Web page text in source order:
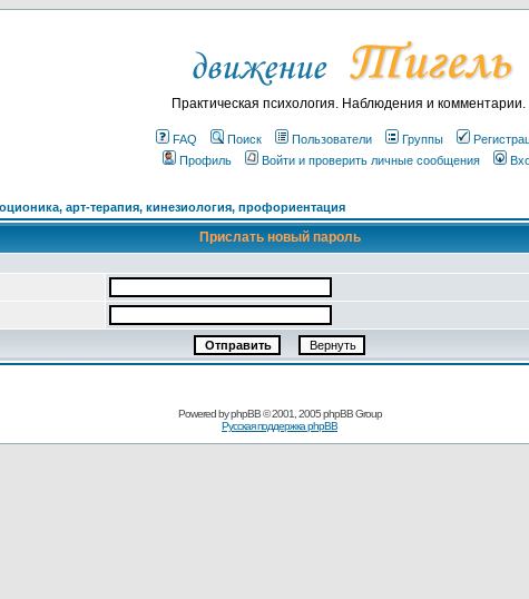
Практическая психология. Наблюдения и комментарии.
FAQ Поиск Пользователи Группы
Профиль
Войти и проверить личные сообщения
арт-терапия, кинезиология, профориентация
Прислать новый пароль
Powered byphpBB© 2001, 2005 phpBB Group
Русская поддержка phpBB